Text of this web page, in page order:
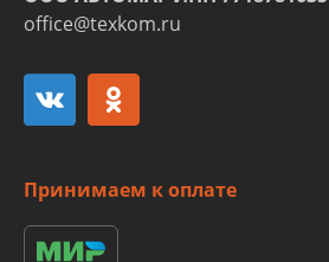
office@texkom.ru
Принимаем к оплате